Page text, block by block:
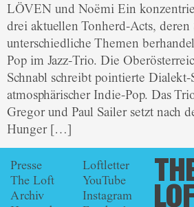
LÖVEN und Noëmi Ein
drei aktuellen Tonherd-Acts, deren
unterschiedliche Themen
Pop im Jazz-Trio. Die
Schnabl schreibt pointierte
atmosphärischer Indie-Pop. Das
Gregor und Paul Sailer setzt nach
Hunger […]
Presse
The Loft
Archiv
Loftletter
YouTube
Instagram